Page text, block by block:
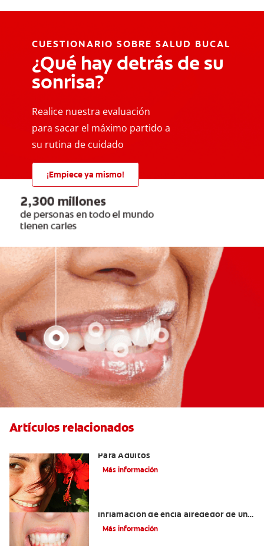
CUESTIONARIO SOBRE SALUD BUCAL
¿Qué hay detrás de su
sonrisa?
Realice nuestra evaluación
para sacar el máximo partido a
su rutina de cuidado
¡Empiece ya mismo!
Artículos relacionados
Para Adultos
Más información
inflamación de encía alrededor de un
diente?
Más información